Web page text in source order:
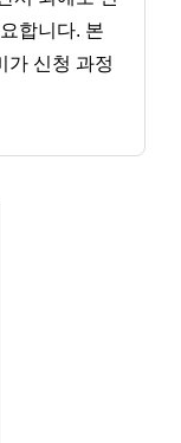
합니다. 본
가 신청 과정